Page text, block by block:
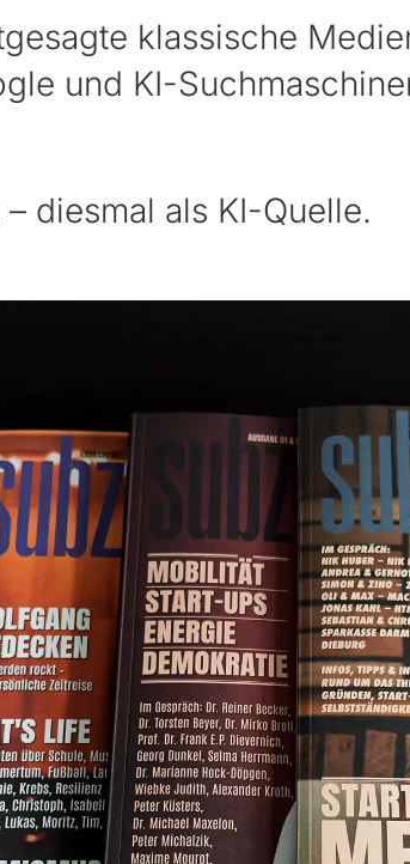
klassische
und KI-
diesmal als KI-Quelle.